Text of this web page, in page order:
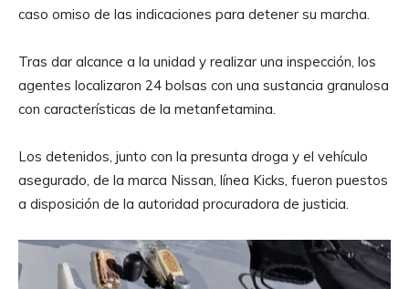
caso omiso de las indicaciones para detener su marcha.
Tras dar alcance a la unidad y realizar una inspección, los
agentes localizaron 24 bolsas con una sustancia granulosa
con características de la metanfetamina.
Los detenidos, junto con la presunta droga y el vehículo
asegurado, de la marca Nissan, línea Kicks, fueron puestos
a disposición de la autoridad procuradora de justicia.